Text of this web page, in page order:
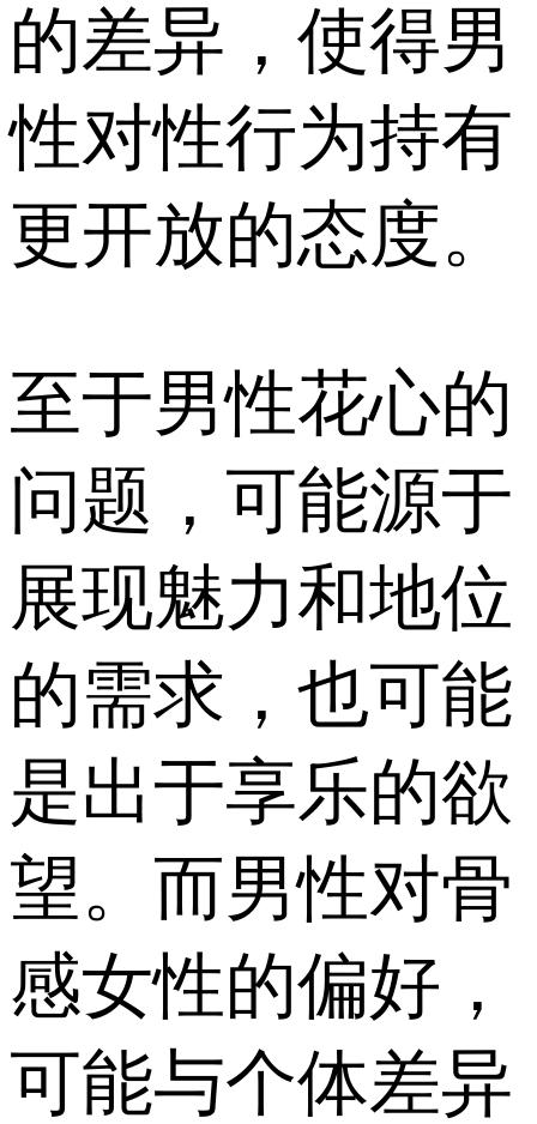
的差异，使得男
性对性行为持有
更开放的态度。
至于男性花心的
问题，可能源于
展现魅力和地位
的需求，也可能
是出于享乐的欲
望。而男性对骨
感女性的偏好，
可能与个体差异